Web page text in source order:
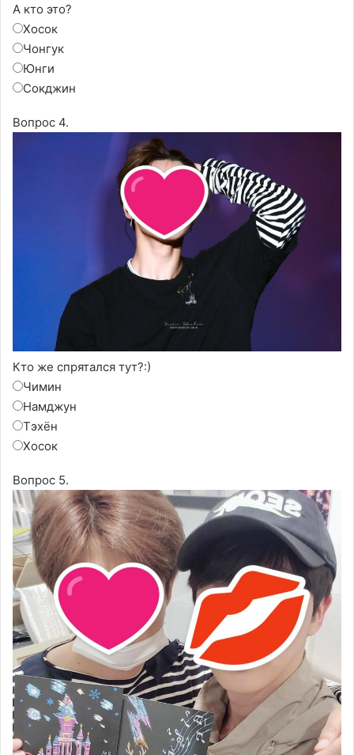
А кто это?
Хосок
Чонгук
Юнги
Сокджин
Вопрос 4.
Кто же спрятался тут?:)
Чимин
Намджун
Тэхён
Хосок
Вопрос 5.